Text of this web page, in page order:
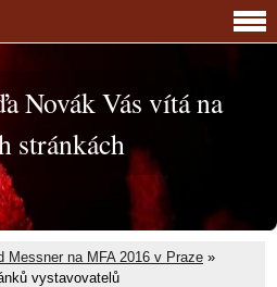
Novák Vás vítá na
stránkách
Messner na MFA 2016 v Praze »
vystavovatelů